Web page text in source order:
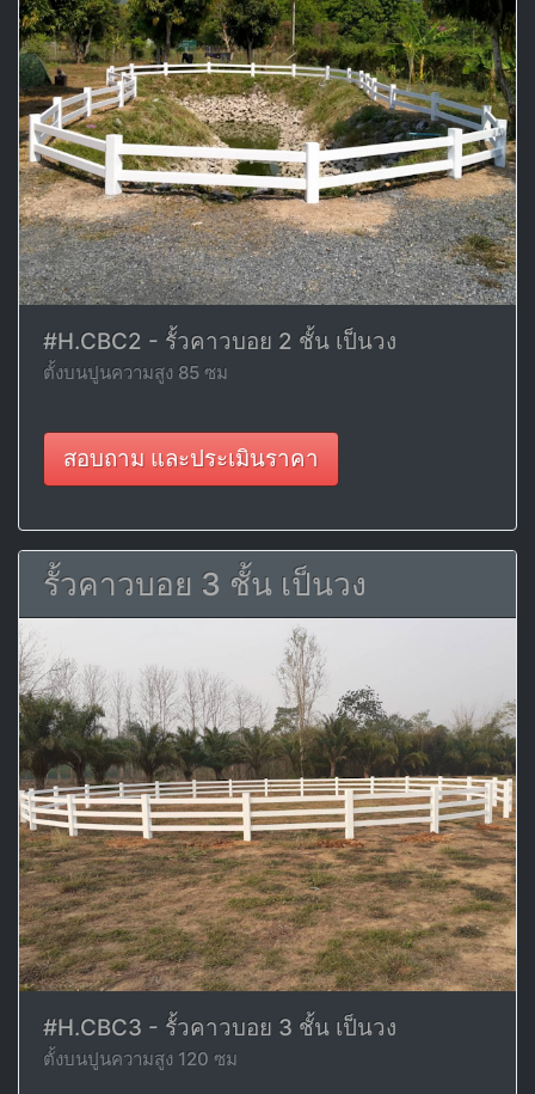
#H.CBC2 - รั้วคาวบอย 2 ชั้น เป็นวง
ตั้งบนปูนความสูง 85 ซม
สอบถาม และประเมินราคา
รั้วคาวบอย 3 ชั้น เป็นวง
#H.CBC3 - รั้วคาวบอย 3 ชั้น เป็นวง
ตั้งบนปูนความสูง 120 ซม